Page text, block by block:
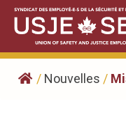
Skip
content
/ Nouvelles /